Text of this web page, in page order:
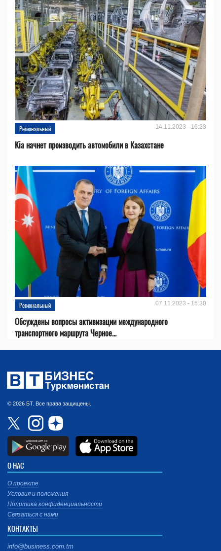
Региональный 14.11.2023 - 16:23
Kia начнет производить автомобили в Казахстане
Региональный 07.11.2023 - 15:30
Обсуждены вопросы активизации международного
транспортного маршрута Черное...
© 2026 БТ. Все права защищены.
О НАС
О проекте
Условия и положения
Политика конфиденциальности
Связаться с нами
КОНТАКТЫ
info@business.com.tm